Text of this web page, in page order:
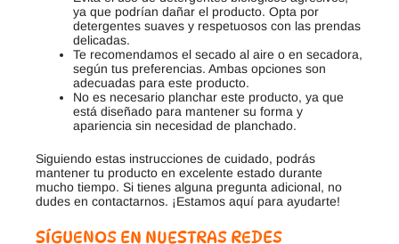
ya que podrían dañar el producto. Opta por
detergentes suaves y respetuosos con las prendas
delicadas.
Te recomendamos el secado al aire o en secadora,
según tus preferencias. Ambas opciones son
adecuadas para este producto.
No es necesario planchar este producto, ya que
está diseñado para mantener su forma y
apariencia sin necesidad de planchado.
Siguiendo estas instrucciones de cuidado, podrás
mantener tu producto en excelente estado durante
mucho tiempo. Si tienes alguna pregunta adicional, no
dudes en contactarnos. ¡Estamos aquí para ayudarte!
SÍGUENOS EN NUESTRAS REDES